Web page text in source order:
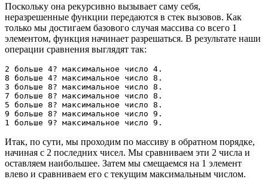
Поскольку она рекурсивно вызывает саму себя,
неразрешенные функции передаются в стек вызовов. Как
только мы достигаем базового случая массива со всего 1
элементом, функция начинает разрешаться. В результате наши
операции сравнения выглядят так:
2 больше 4? максимальное число 4.
8 больше 4? максимальное число 8.
3 больше 8? максимальное число 8.
7 больше 8? максимальное число 8.
5 больше 8? максимальное число 8.
9 больше 8? максимальное число 9.
1 больше 9? максимальное число 9.
Итак, по сути, мы проходим по массиву в обратном порядке,
начиная с 2 последних чисел. Мы сравниваем эти 2 числа и
оставляем наибольшее. Затем мы смещаемся на 1 элемент
влево и сравниваем его с текущим максимальным числом.